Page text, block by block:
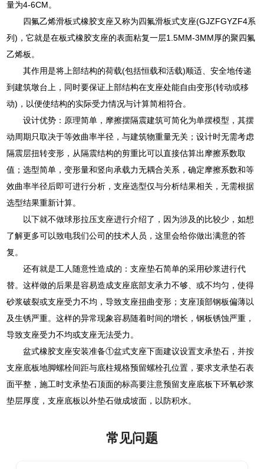
量为4-6CM。
四氟乙烯滑板式橡胶支座又称为四氟滑板式支座(GJZFGYZF4系
列)，它就是在板式橡胶支座的表面粘复一层1.5MM-3MM厚的聚四氟
乙烯板。
其作用是将上部结构的荷载(包括恒载和活载)顺适、安全地传递
到建筑墩台上，同时要保证上部结构在支座处能自由变形(转动或移
动)，以便使结构的实际受力情况与计算简相符合。
设计优势：原理简单，摩擦摆隔震建筑可简化为单摆模型，其摆
动周期只取决于等效曲率半径，与建筑物重量无关；设计时无需考虑
隔震层扭转变形，从隔震结构的剪重比可以直接估算出摩擦系数取
值；选型简单，变形量和竖向承载力无耦合关系，确定摩擦系数和等
效曲率半径后即可进行分析，支座选型仅与分析结果相关，无需根据
选型结果重新计算。
以下就不做球形拉压支座进行介绍了，因为涉及的比较少，如想
了解更多可以致电我们公司的技术人员，这里会给你做出满意的答
复。
还有就是工人随意性造成的：支座垫石简单的采用砂浆进行代
替。这样做的后果是容易造成支座底部支承力不够、或不均匀，使得
砂浆破裂或支座受力不均，导致支座扭曲变形；支座顶部钢板偏薄以
及生锈严重。这样的异常现象容易随着时间的增长，钢板锈蚀严重，
导致支座受力不均或支座无法受力。
盆式橡胶支座安装准备①盆式支座下面建议设置支承垫石，并按
支座底板地脚螺栓间距与底柱规格预留螺栓孔位置，要求支承垫石表
面平整，施工时支承垫石顶面的标高要注意预留支座底板下环氧砂浆
垫层厚度，支座底板以外垫石做成坡面，以防积水。
常见问题